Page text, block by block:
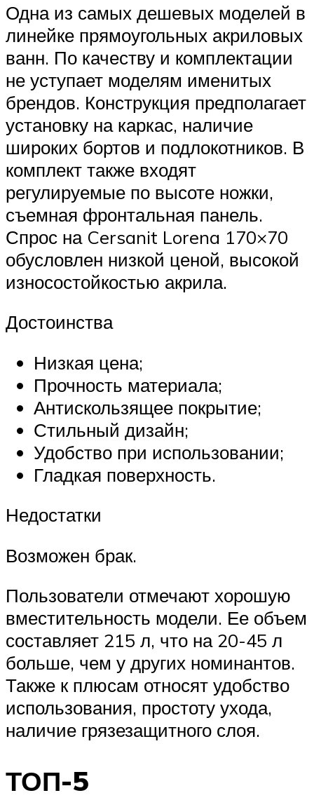
Одна из самых дешевых моделей в
линейке прямоугольных акриловых
ванн. По качеству и комплектации
не уступает моделям именитых
брендов. Конструкция предполагает
установку на каркас, наличие
широких бортов и подлокотников. В
комплект также входят
регулируемые по высоте ножки,
съемная фронтальная панель.
Спрос на Cersanit Lorena 170×70
обусловлен низкой ценой, высокой
износостойкостью акрила.
Достоинства
Низкая цена;
Прочность материала;
Антискользящее покрытие;
Стильный дизайн;
Удобство при использовании;
Гладкая поверхность.
Недостатки
Возможен брак.
Пользователи отмечают хорошую
вместительность модели. Ее объем
составляет 215 л, что на 20-45 л
больше, чем у других номинантов.
Также к плюсам относят удобство
использования, простоту ухода,
наличие грязезащитного слоя.
ТОП-5